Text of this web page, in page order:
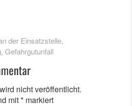
der Einsatzstelle,
, Gefahrgutunfall
nicht veröffentlicht.
mit* markiert